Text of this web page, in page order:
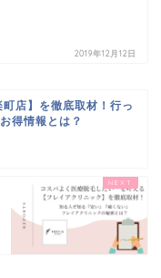
2019年12月12日
町店】を徹底取材！行っ
得情報とは？